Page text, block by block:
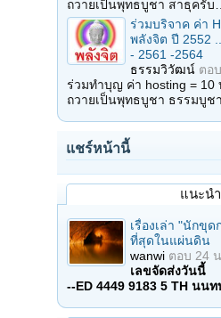
ถวายเป็นพุทธบูชา สาธุครับ…
ร่วมบริจาค ค่า
พลังจิต ปี 2552
- 2561 -2564
ธรรมวิวัฒน์ ตอบ
ร่วมทำบุญ ค่า hosting = 10
ถวายเป็นพุทธบูชา ธรรมบูช
แชร์หน้านี้
แนะนำ
เรื่องเล่า "นักขุ
ที่สุดในแผ่นดิน
wanwi ตอบ 24
เลขจัดส่งวันนี้
--ED 4449 9183 5 TH นนท